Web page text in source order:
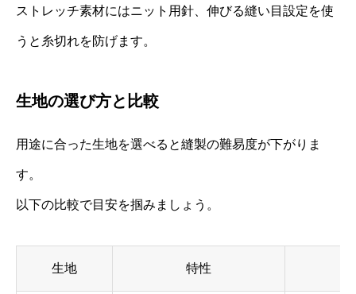
ストレッチ素材にはニット用針、伸びる縫い目設定を使
うと糸切れを防げます。
生地の選び方と比較
用途に合った生地を選べると縫製の難易度が下がりま
す。
以下の比較で目安を掴みましょう。
生地 特性